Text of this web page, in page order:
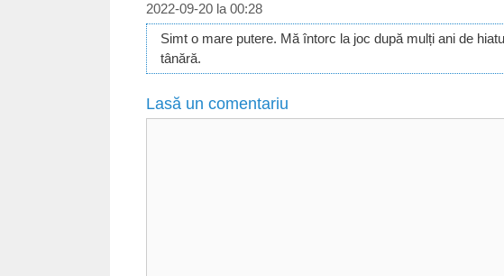
2022-09-20 la 00:28
Simt o mare putere. Mă întorc la joc după mulți ani de
tânără.
Lasă un comentariu